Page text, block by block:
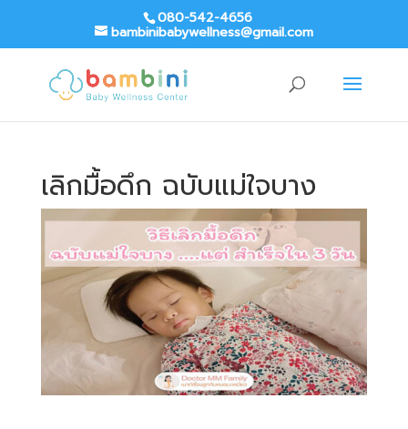
080-542-4656
bambinibabywellness@gmail.com
เลิกมื้อดึก ฉบับแม่ใจบาง